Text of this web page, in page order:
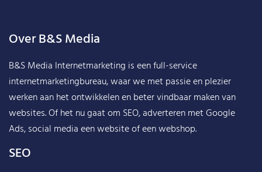
Over B&S Media
B&S Media Internetmarketing is een full-service
internetmarketingbureau, waar we met passie en plezier
werken aan het ontwikkelen en beter vindbaar maken van
websites. Of het nu gaat om SEO, adverteren met Google
Ads, social media een website of een webshop.
SEO